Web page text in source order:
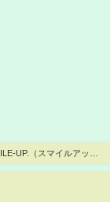
UP.（スマイルアッ